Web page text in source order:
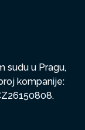
sudu u Pragu,
kompanije: